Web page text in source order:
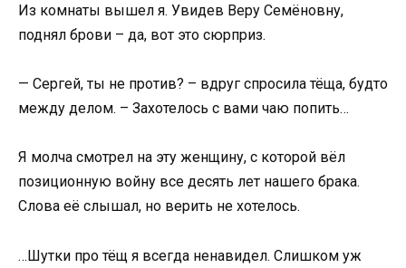
Из комнаты вышел я. Увидев Веру Семёновну,
поднял брови – да, вот это сюрприз.
— Сергей, ты не против? – вдруг спросила тёща, будто
между делом. – Захотелось с вами чаю попить…
Я молча смотрел на эту женщину, с которой вёл
позиционную войну все десять лет нашего брака.
Слова её слышал, но верить не хотелось.
…Шутки про тёщ я всегда ненавидел. Слишком уж